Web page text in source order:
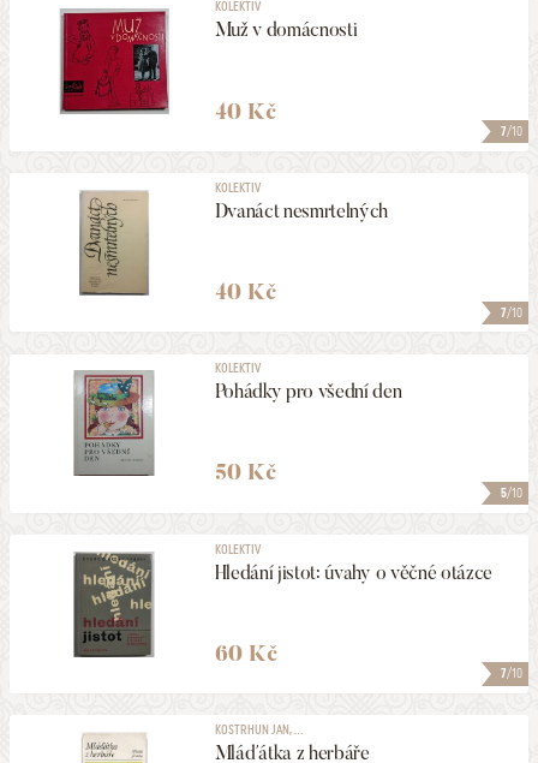
7/10
KOLEKTIV
Muž v domácnosti
40 Kč
7/10
KOLEKTIV
Dvanáct nesmrtelných
40 Kč
5/10
KOLEKTIV
Pohádky pro všední den
50 Kč
7/10
KOLEKTIV
Hledání jistot: úvahy o věčné otázce
60 Kč
KOSTRHUN JAN, ...
Mláďátka z herbáře